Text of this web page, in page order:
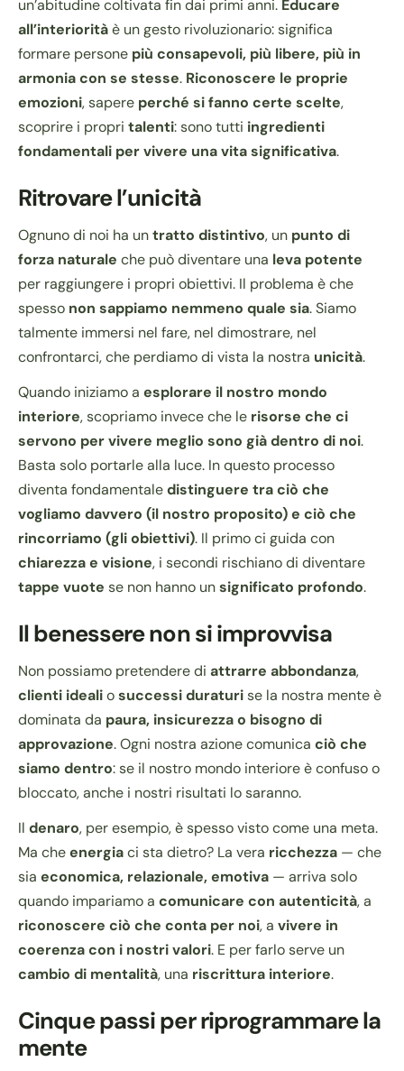
un’abitudine coltivata fin dai primi anni. Educare
all’interioritàè un gesto rivoluzionario: significa
formare persone più consapevoli, più libere, più in
armonia con se stesse. Riconoscere le proprie
emozioni, sapere perché si fanno certe scelte,
scoprire i propri talenti: sono tutti ingredienti
fondamentali per vivere una vita significativa.
Ritrovare l’unicità
Ognuno di noi ha untratto distintivo, un punto di
forza naturale che può diventare una leva potente
per raggiungere i propri obiettivi. Il problema è che
spesso non sappiamo nemmeno quale sia. Siamo
talmente immersi nel fare, nel dimostrare, nel
confrontarci, che perdiamo di vista la nostra unicità.
Quando iniziamo a esplorare il nostro mondo
interiore, scopriamo invece che le risorse che ci
servono per vivere meglio sono già dentro di noi.
Basta solo portarle alla luce. In questo processo
diventa fondamentaledistinguere tra ciò che
vogliamo davvero (il nostro proposito) e ciò che
rincorriamo (gli obiettivi). Il primo ci guida con
chiarezza e visione, i secondi rischiano di diventare
tappe vuote se non hanno unsignificato profondo.
Il benessere non si improvvisa
Non possiamo pretendere di attrarre abbondanza,
clienti idealiosuccessi duraturise la nostra mente è
dominata da paura, insicurezza o bisogno di
approvazione. Ogni nostra azione comunica ciò che
siamo dentro: se il nostro mondo interiore è confuso o
bloccato, anche i nostri risultati lo saranno.
Il denaro, per esempio, è spesso visto come una meta.
Ma cheenergiaci sta dietro? La vera ricchezza — che
sia economica, relazionale, emotiva — arriva solo
quando impariamo a comunicare con autenticità, a
riconoscere ciò che conta per noi, a vivere in
coerenza con i nostri valori. E per farlo serve un
cambio di mentalità, una riscrittura interiore.
Cinque passi per riprogrammare la
mente